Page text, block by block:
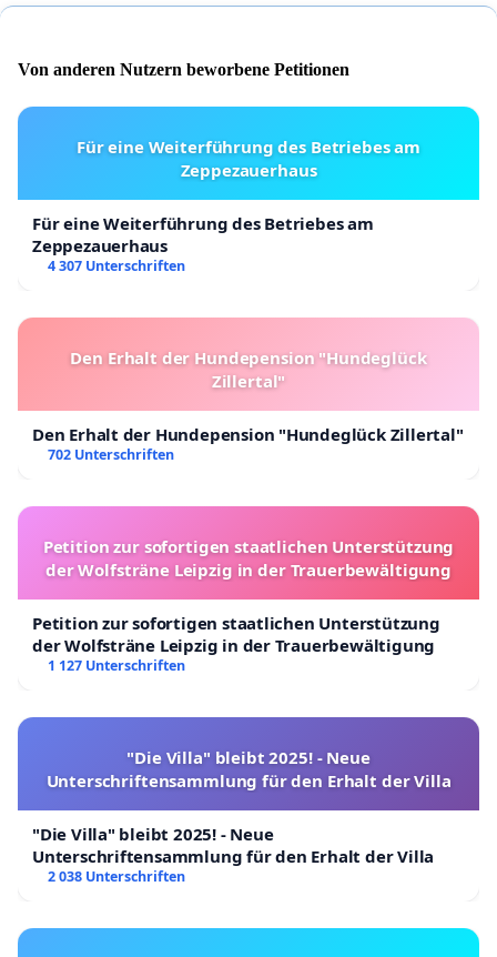
Von anderen Nutzern beworbene Petitionen
Für eine Weiterführung des Betriebes am
Zeppezauerhaus
Für eine Weiterführung des Betriebes am
Zeppezauerhaus
4 307 Unterschriften
Den Erhalt der Hundepension "Hundeglück
Zillertal"
Den Erhalt der Hundepension "Hundeglück Zillertal"
702 Unterschriften
Petition zur sofortigen staatlichen Unterstützung
der Wolfsträne Leipzig in der Trauerbewältigung
Petition zur sofortigen staatlichen Unterstützung
der Wolfsträne Leipzig in der Trauerbewältigung
1 127 Unterschriften
"Die Villa" bleibt 2025! - Neue
Unterschriftensammlung für den Erhalt der Villa
"Die Villa" bleibt 2025! - Neue
Unterschriftensammlung für den Erhalt der Villa
2 038 Unterschriften